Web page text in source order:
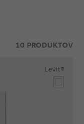
10 PRODUKTOV
Levit®